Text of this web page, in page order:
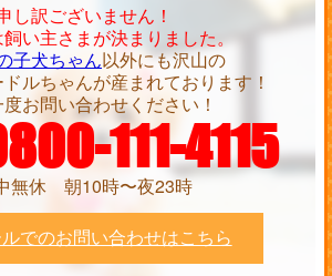
し訳ございません！
い主さまが決まりました。
子犬ちゃん以外にも沢山の
ルちゃんが産まれております！
お問い合わせください！
111-4115
無休 朝10時〜夜23時
でのお問い合わせはこちら